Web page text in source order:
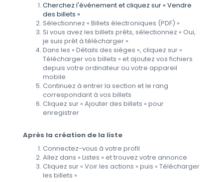
Cherchez l'événement et cliquez sur « Vendre
des billets »
Sélectionnez « Billets électroniques (PDF) »
Si vous avez les billets prêts, sélectionnez « Oui,
je suis prêt à télécharger »
Dans les « Détails des sièges », cliquez sur «
Télécharger vos billets » et ajoutez vos fichiers
depuis votre ordinateur ou votre appareil
mobile
Continuez à entrer la section et le rang
correspondant à vos billets
Cliquez sur « Ajouter des billets » pour
enregistrer
Après la création de la liste
Connectez-vous à votre profil
Allez dans « Listes » et trouvez votre annonce
Cliquez sur « Voir les actions » puis « Télécharger
les billets »